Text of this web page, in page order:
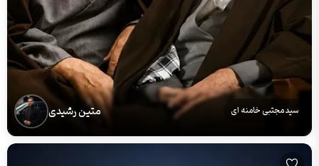
سید مجتبی خامنه ای متین رشیدی